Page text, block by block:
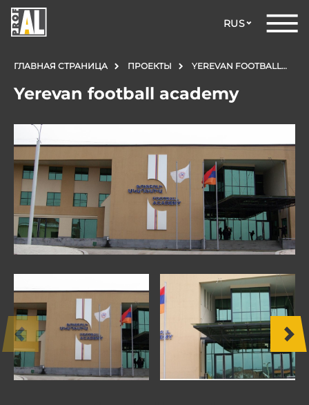
RUS
ДВЕРИ
ОКНА
СТЕКЛЯННЫЕ
КОНСТРУКЦИИ
ФАСАДЫ
ДРУГИЕ
ПРОДУКТЫ
ГЛАВНАЯ СТРАНИЦА ПРОЕКТЫ YEREVAN FOOTBALL ACADEMY
Yerevan football academy